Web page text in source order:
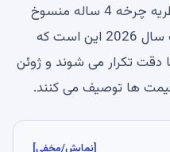
در حالی که منتقدان می گویند نظریه چرخه 4 ساله منسوخ
شده است، برای Cowen واقعیت سال 2026 این است که
دقت تکرار می شوند و ژوئن
ها توصیف می کنند.
[نمایش/مخفی]